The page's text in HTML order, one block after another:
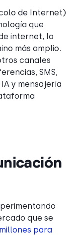
de Internet)
que
internet, la
más amplio.
canales
SMS,
y mensajería
que se
para